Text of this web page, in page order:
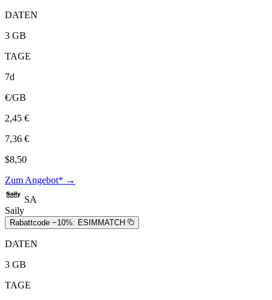
DATEN
3 GB
TAGE
7d
€/GB
2,45 €
7,36 €
$8,50
Zum Angebot* →
SA
Saily
Rabattcode −10%: ESIMMATCH
DATEN
3 GB
TAGE